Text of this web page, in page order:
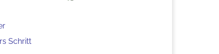
Schritt